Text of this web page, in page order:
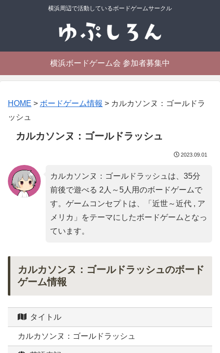
横浜周辺で活動しているボードゲームサークル
横浜ボードゲーム会 参加者募集中
HOME > ボードゲーム情報 > カルカソンヌ：ゴールドラ
ッシュ
カルカソンヌ：ゴールドラッシュ
2023.09.01
カルカソンヌ：ゴールドラッシュは、35分
前後で遊べる 2人～5人用のボードゲームで
す。ゲームコンセプトは、「 近世～近代 , ア
メリカ 」をテーマにしたボードゲームとなっ
ています。
カルカソンヌ：ゴールドラッシュのボード
ゲーム情報
タイトル
カルカソンヌ：ゴールドラッシュ